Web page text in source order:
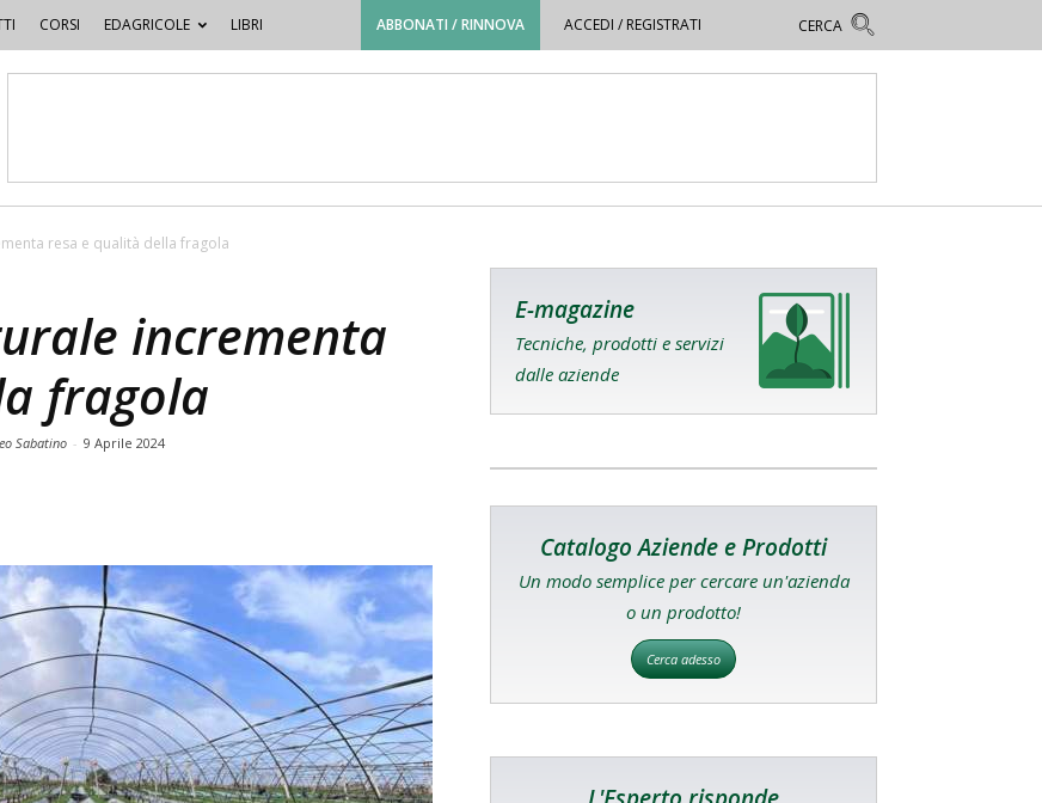
CORSI EDAGRICOLE LIBRI ABBONATI / RINNOVA ACCEDI / REGISTRATI
resa e qualità della fragola
incrementa
fragola
Sabatino - 9 Aprile 2024
E-magazine
Tecniche, prodotti e servizi
dalle aziende
Catalogo Aziende e Prodotti
Un modo semplice per cercare un'azienda
o un prodotto!
Cerca adesso